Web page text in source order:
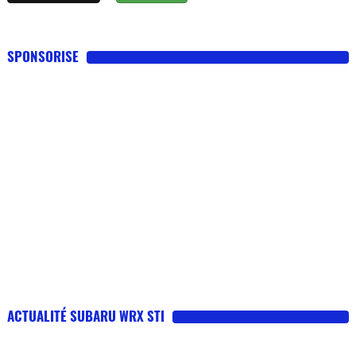
SPONSORISE
ACTUALITÉ SUBARU WRX STI